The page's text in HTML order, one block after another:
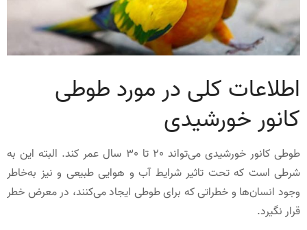
اطلاعات کلی در مورد طوطی
کانور خورشیدی
طوطی کانور خورشیدی می‌تواند 20 تا 30 سال عمر کند. البته این به
شرطی است که تحت تاثیر شرایط آب و هوایی طبیعی و نیز به‌خاطر
وجود انسان‌ها و خطراتی که برای طوطی ایجاد می‌کنند، در معرض خطر
قرار نگیرد.